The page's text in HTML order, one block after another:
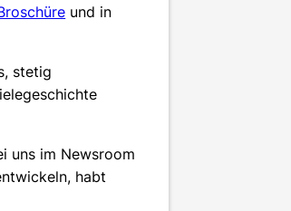
und in
stetig
uns im Newsroom
habt